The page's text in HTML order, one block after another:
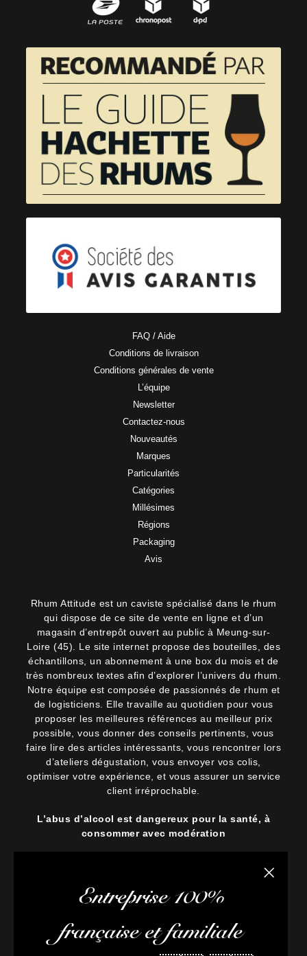
Fermer
Entreprise 100%
française et familiale
FAQ / Aide
Conditions de livraison
Conditions générales de vente
L’équipe
Newsletter
Contactez-nous
Nouveautés
Marques
Particularités
Catégories
Millésimes
Régions
Packaging
Avis
Rhum Attitude est un caviste spécialisé dans le rhum
qui dispose de ce site de vente en ligne et d’un
magasin d’entrepôt ouvert au public à Meung-sur-
Loire (45). Le site internet propose des bouteilles, des
échantillons, un abonnement à une box du mois et de
très nombreux textes afin d’explorer l’univers du rhum.
Notre équipe est composée de passionnés de rhum et
de logisticiens. Elle travaille au quotidien pour vous
proposer les meilleures références au meilleur prix
possible, vous donner des conseils pertinents, vous
faire lire des articles intéressants, vous rencontrer lors
d’ateliers dégustation, vous envoyer vos colis,
optimiser votre expérience, et vous assurer un service
client irréprochable.
L’abus d’alcool est dangereux pour la santé, à
consommer avec modération